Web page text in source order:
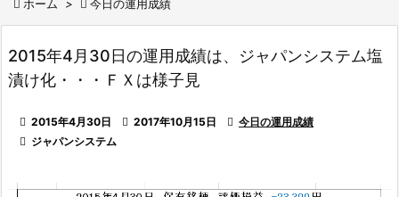
 ホーム >  今日の運用成績
2015年4月30日の運用成績は、ジャパンシステム塩
漬け化・・・ＦＸは様子見
 2015年4月30日  2017年10月15日  今日の運用成績
 ジャパンシステム